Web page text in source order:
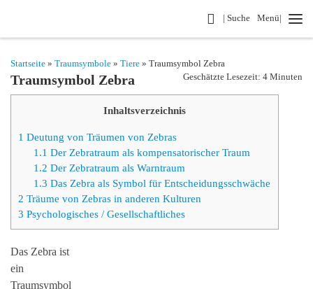
| SucheSearch
Menü|
Startseite » Traumsymbole » Tiere » Traumsymbol Zebra
Geschätzte Lesezeit: 4 Minuten
Traumsymbol Zebra
Inhaltsverzeichnis
1 Deutung von Träumen von Zebras
1.1 Der Zebratraum als kompensatorischer Traum
1.2 Der Zebratraum als Warntraum
1.3 Das Zebra als Symbol für Entscheidungsschwäche
2 Träume von Zebras in anderen Kulturen
3 Psychologisches / Gesellschaftliches
Das Zebra ist
ein
Traumsymbol